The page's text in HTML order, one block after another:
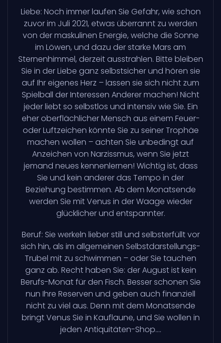
Liebe: Noch immer laufen Sie Gefahr, wie schon
zuvor im Juli 2021, etwas überrannt zu werden
von der maskulinen Energie, welche die Sonne
im Löwen, und dazu der starke Mars am
Sternenhimmel, derzeit ausstrahlen. Bitte bleiben
Sie in der Liebe ganz selbstsicher und hören sie
auf Ihr eigenes Herz – lassen sie sich nicht zum
Spielball der Interessen Anderer machen! Nicht
jeder liebt so selbstlos und intensiv wie Sie. Ein
eher oberflächlicher Mensch aus einem Feuer-
oder Luftzeichen könnte Sie zu seiner Trophäe
machen wollen – achten Sie unbedingt auf
Anzeichen von Narzissmus, wenn Sie jetzt
jemand neues kennenlernen! Wichtig ist, dass
Sie und kein anderer das Tempo in der
Beziehung bestimmen. Ab dem Monatsende
werden Sie mit Venus in der Waage wieder
glücklicher und entspannter.
Beruf: Sie werkeln lieber still und selbsterfüllt vor
sich hin, als im allgemeinen Selbstdarstellungs-
Trubel mit zu schwimmen – oder Sie tauchen
ganz ab. Recht haben Sie: der August ist kein
Berufs-Monat für den Fisch. Besser schonen Sie
nun Ihre Reserven und geben auch finanziell
nicht zu viel aus. Denn mit dem Monatsende
bringt Venus Sie in Kauflaune, und Sie wollen in
jeden Antiquitäten-Shop….